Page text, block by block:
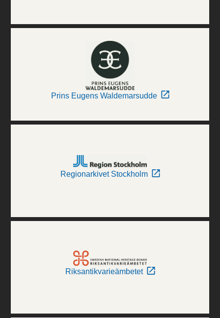
Prins Eugens Waldemarsudde
Regionarkivet Stockholm
Riksantikvarieämbetet